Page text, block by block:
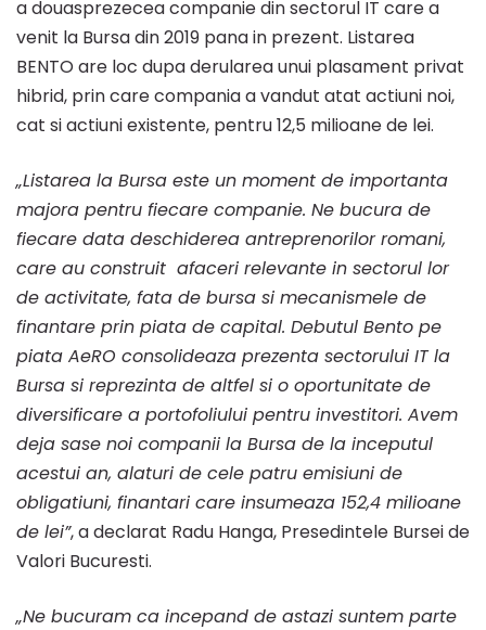
consolidarea
sectorului
IT
pe
piața
de
capital
locală
a douasprezecea companie din sectorul IT care a
venit la Bursa din 2019 pana in prezent. Listarea
BENTO are loc dupa derularea unui plasament privat
hibrid, prin care compania a vandut atat actiuni noi,
cat si actiuni existente, pentru 12,5 milioane de lei.
„Listarea la Bursa este un moment de importanta
majora pentru fiecare companie. Ne bucura de
fiecare data deschiderea antreprenorilor romani,
care au construit afaceri relevante in sectorul lor
de activitate, fata de bursa si mecanismele de
finantare prin piata de capital. Debutul Bento pe
piata AeRO consolideaza prezenta sectorului IT la
Bursa si reprezinta de altfel si o oportunitate de
diversificare a portofoliului pentru investitori. Avem
deja sase noi companii la Bursa de la inceputul
acestui an, alaturi de cele patru emisiuni de
obligatiuni, finantari care insumeaza 152,4 milioane
de lei”, a declarat Radu Hanga, Presedintele Bursei de
Valori Bucuresti.
„Ne bucuram ca incepand de astazi suntem parte